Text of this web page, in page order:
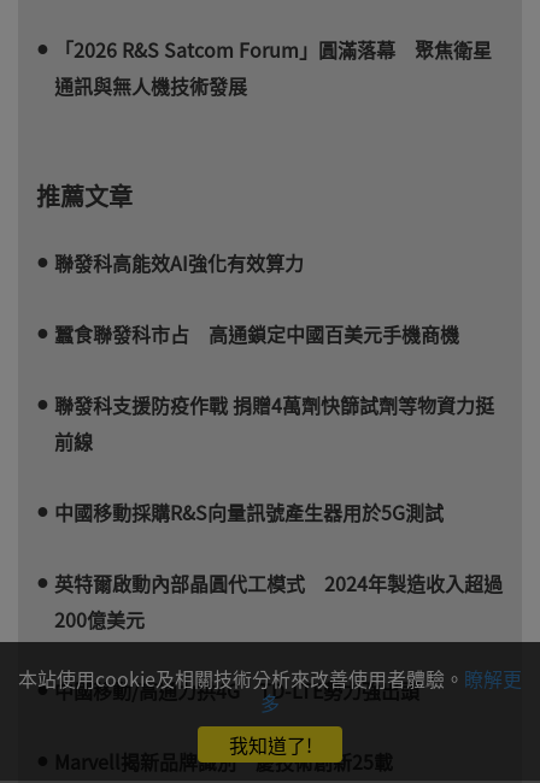
「2026 R&S Satcom Forum」圓滿落幕 聚焦衛星
通訊與無人機技術發展
推薦文章
聯發科高能效AI強化有效算力
蠶食聯發科市占 高通鎖定中國百美元手機商機
聯發科支援防疫作戰 捐贈4萬劑快篩試劑等物資力挺
前線
中國移動採購R&S向量訊號產生器用於5G測試
英特爾啟動內部晶圓代工模式 2024年製造收入超過
200億美元
中國移動/高通力拱4G TD-LTE勢力強出頭
Marvell揭新品牌識別 慶技術創新25載
本站使用cookie及相關技術分析來改善使用者體驗。 瞭解更
多
我知道了!